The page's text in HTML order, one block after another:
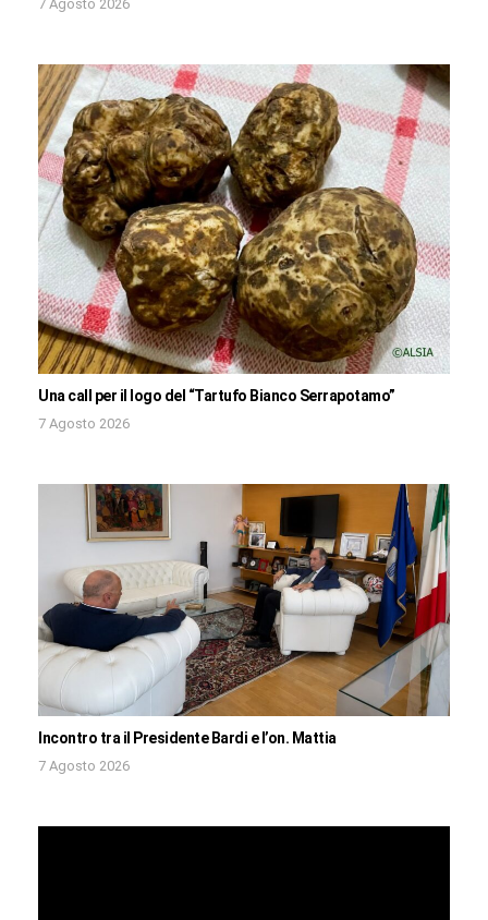
7 Agosto 2026
Una call per il logo del “Tartufo Bianco Serrapotamo”
7 Agosto 2026
Incontro tra il Presidente Bardi e l’on. Mattia
7 Agosto 2026